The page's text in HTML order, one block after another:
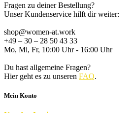
Fragen zu deiner Bestellung?
Unser Kundenservice hilft dir weiter:
shop@women-at.work
+49 – 30 – 28 50 43 33
Mo, Mi, Fr, 10:00 Uhr - 16:00 Uhr
Du hast allgemeine Fragen?
Hier geht es zu unseren FAQ.
Mein Konto